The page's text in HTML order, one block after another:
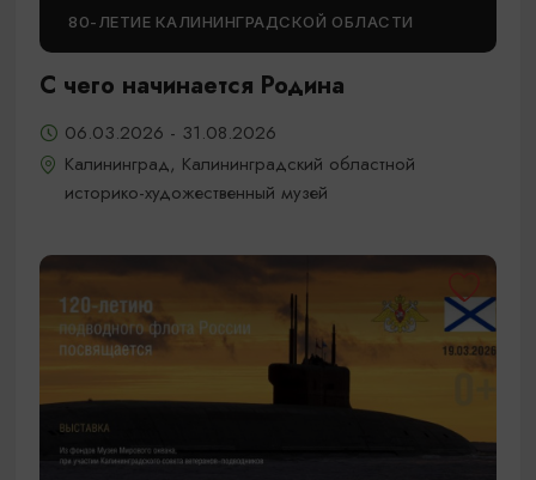
80-ЛЕТИЕ КАЛИНИНГРАДСКОЙ ОБЛАСТИ
С чего начинается Родина
06.03.2026 - 31.08.2026
Калининград, Калининградский областной
историко-художественный музей